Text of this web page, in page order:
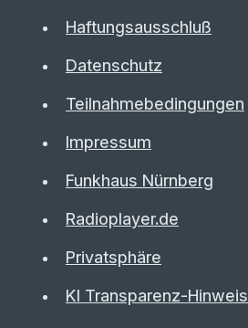
Haftungsausschluß
Datenschutz
Teilnahmebedingungen
Impressum
Funkhaus Nürnberg
Radioplayer.de
Privatsphäre
KI Transparenz-Hinweis